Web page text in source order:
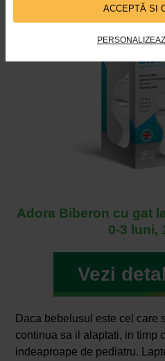
ACCEPTĂ SI
Adora Biberon cu gat
0-3 luni,
Vezi
Daca bebelusul este cel care
continua sa il alaptati, in timp
indeaproape de pediatru.